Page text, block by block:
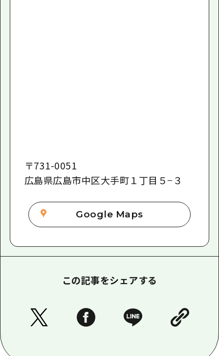
〒731-0051
広島県広島市中区大手町１丁目５−３
Google Maps
この記事をシェアする